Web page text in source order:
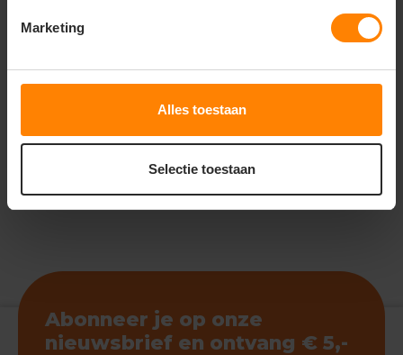
Marketing
Alles toestaan
Selectie toestaan
PERSONALISEER
44
PERSONALISEER
Abonneer je op onze
nieuwsbrief en ontvang € 5,-